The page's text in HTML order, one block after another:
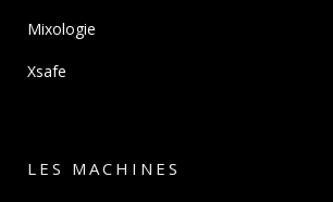
Mixologie
Xsafe
LES MACHINES